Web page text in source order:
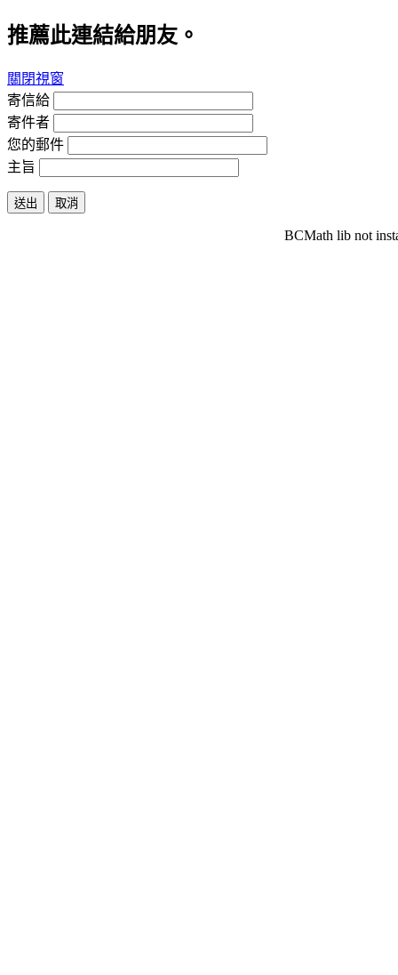
推薦此連結給朋友。
關閉視窗
寄信給
寄件者
您的郵件
主旨
送出 取消
BCMath lib not